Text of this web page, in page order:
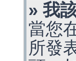
» 我
當您
所發